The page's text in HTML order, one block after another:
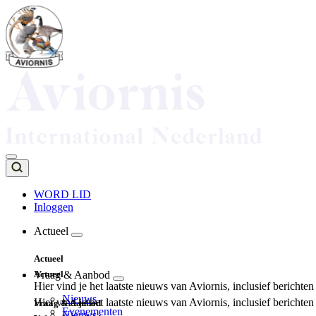
Overslaan
en
naar
de
inhoud
Top
navigation
WORD LID
Inloggen
navigation
Actueel
Actueel
Hier vind je het laatste nieuws van Aviornis, inclusief
Nieuws
Evenementen
Actueel
Hier vind je het laatste nieuws van Aviornis, inclusief
Vraag & Aanbod
Vraag & Aanbod